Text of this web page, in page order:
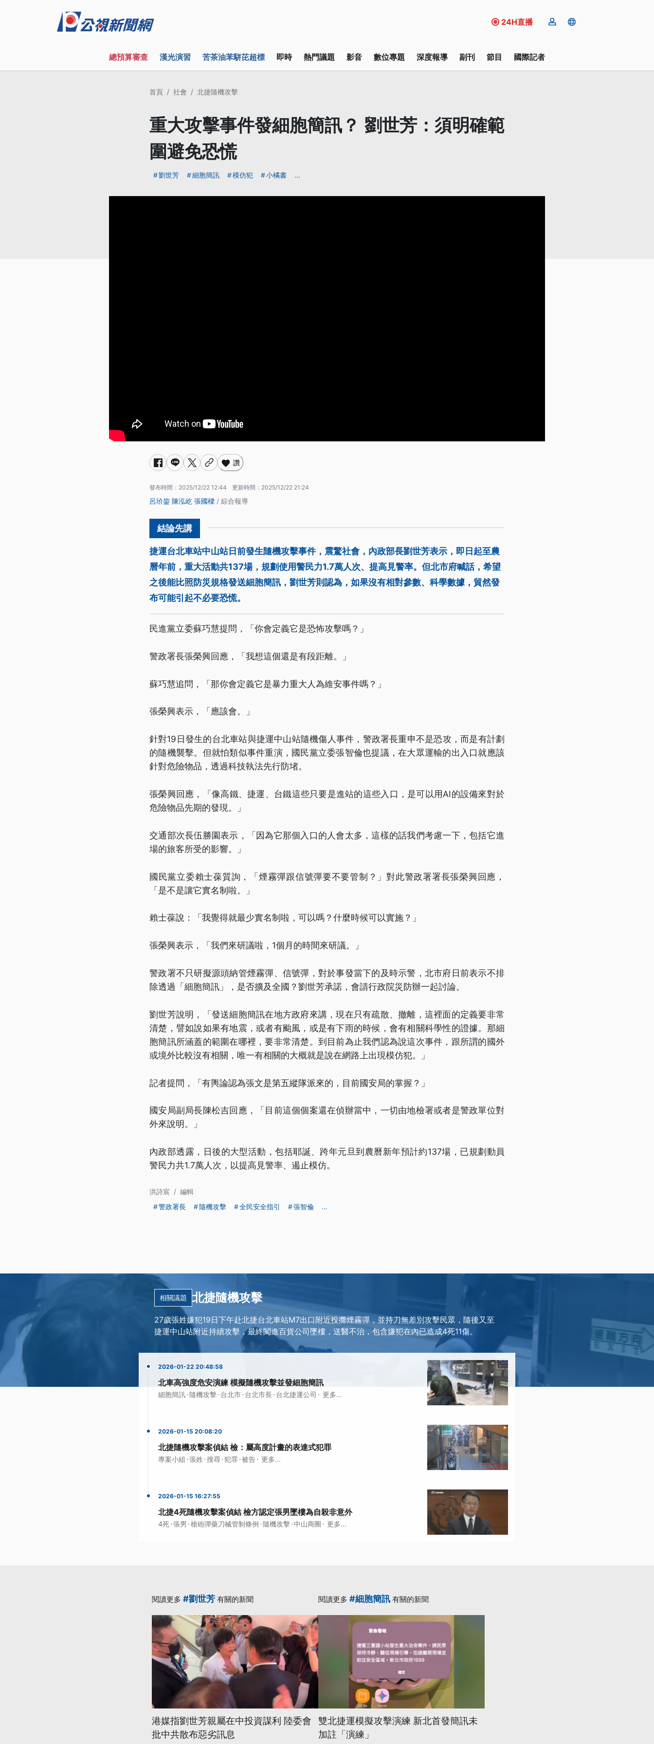
24H直播
總預算審查 漢光演習 苦茶油苯駢芘超標 即時 熱門議題 影音 數位專題 深度報導 副刊 節目 國際記者
首頁 社會 北捷隨機攻擊
重大攻擊事件發細胞簡訊？ 劉世芳：須明確範
圍避免恐慌
劉世芳 細胞簡訊 模仿犯 小橘書 ...
讚
發布時間： 2025/12/22 12:44 更新時間： 2025/12/22 21:24
呂玠鋆 陳泓屹 張國樑 / 綜合報導
捷運台北車站中山站日前發生隨機攻擊事件，震驚社會，內政部長劉世芳表示，即日起至農
曆年前，重大活動共137場，規劃使用警民力1.7萬人次、提高見警率。但北市府喊話，希望
之後能比照防災規格發送細胞簡訊，劉世芳則認為，如果沒有相對參數、科學數據，貿然發
布可能引起不必要恐慌。
民進黨立委蘇巧慧提問，「你會定義它是恐怖攻擊嗎？」
警政署長張榮興回應，「我想這個還是有段距離。」
蘇巧慧追問，「那你會定義它是暴力重大人為維安事件嗎？」
張榮興表示，「應該會。」
針對19日發生的台北車站與捷運中山站隨機傷人事件，警政署長重申不是恐攻，而是有計劃
的隨機襲擊。但就怕類似事件重演，國民黨立委張智倫也提議，在大眾運輸的出入口就應該
針對危險物品，透過科技執法先行防堵。
張榮興回應，「像高鐵、捷運、台鐵這些只要是進站的這些入口，是可以用AI的設備來對於
危險物品先期的發現。」
交通部次長伍勝園表示，「因為它那個入口的人會太多，這樣的話我們考慮一下，包括它進
場的旅客所受的影響。」
國民黨立委賴士葆質詢，「煙霧彈跟信號彈要不要管制？」對此警政署署長張榮興回應，
「是不是讓它實名制啦。」
賴士葆說：「我覺得就最少實名制啦，可以嗎？什麼時候可以實施？」
張榮興表示，「我們來研議啦，1個月的時間來研議。」
警政署不只研擬源頭納管煙霧彈、信號彈，對於事發當下的及時示警，北市府日前表示不排
除透過「細胞簡訊」，是否擴及全國？劉世芳承諾，會請行政院災防辦一起討論。
劉世芳說明，「發送細胞簡訊在地方政府來講，現在只有疏散、撤離，這裡面的定義要非常
清楚，譬如說如果有地震，或者有颱風，或是有下雨的時候，會有相關科學性的證據。那細
胞簡訊所涵蓋的範圍在哪裡，要非常清楚。到目前為止我們認為說這次事件，跟所謂的國外
或境外比較沒有相關，唯一有相關的大概就是說在網路上出現模仿犯。」
記者提問，「有輿論認為張文是第五縱隊派來的，目前國安局的掌握？」
國安局副局長陳松吉回應，「目前這個個案還在偵辦當中，一切由地檢署或者是警政單位對
外來說明。」
內政部透露，日後的大型活動，包括耶誕、跨年元旦到農曆新年預計約137場，已規劃動員
警民力共1.7萬人次，以提高見警率、遏止模仿。
洪詩宸 / 編輯
警政署長
隨機攻擊 全民安全指引 張智倫 ...
相關議題 北捷隨機攻擊
27歲張姓嫌犯19日下午赴北捷台北車站M7出口附近投擲煙霧彈，並持刀無差別攻擊民眾，隨後又至
捷運中山站附近持續攻擊，最終闖進百貨公司墜樓，送醫不治，包含嫌犯在內已造成4死11傷。
2026-01-22 20:48:58
北車高強度危安演練 模擬隨機攻擊並發細胞簡訊
細胞簡訊·隨機攻擊 · 台北市· 台北市長· 台北捷運公司 · 更多...
2026-01-15 20:08:20
北捷隨機攻擊案偵結 檢：屬高度計畫的表達式犯罪
專案小組 ·張姓 ·搜尋 ·犯罪·被告· 更多...
2026-01-15 16:27:55
北捷4死隨機攻擊案偵結 檢方認定張男墜樓為自殺非意外
4死·張男 ·槍砲彈藥刀械管制條例 ·隨機攻擊 ·中山商圈 · 更多...
閱讀更多 #劉世芳 有關的新聞
港媒指劉世芳親屬在中投資謀利 陸委會
批中共散布惡劣訊息
閱讀更多 #細胞簡訊 有關的新聞
雙北捷運模擬攻擊演練 新北首發簡訊未
加註「演練」